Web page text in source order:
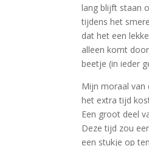
lang blijft staan
tijdens het
dat het een
alleen komt
beetje (in ieder
Mijn moraal van
het extra tijd
Een groot deel
Deze tijd zou
een stukje op